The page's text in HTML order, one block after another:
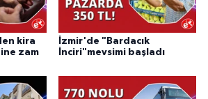
kira
zam
İzmir'de "Bardacık
İnciri"mevsimi başladı